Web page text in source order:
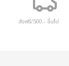
ส่งฟรี/500.- ขึ้นไป